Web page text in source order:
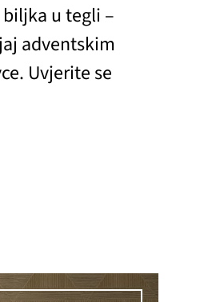
u tegli –
adventskim
Uvjerite se